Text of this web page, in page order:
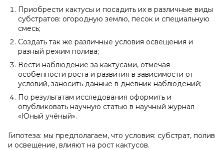
Приобрести кактусы и посадить их в различные виды
субстратов: огородную землю, песок и специальную
смесь;
Создать так же различные условия освещения и
разный режим полива;
Вести наблюдение за кактусами, отмечая
особенности роста и развития в зависимости от
условий, заносить данные в дневник наблюдений;
По результатам исследования оформить и
опубликовать научную статью в научный журнал
«Юный учёный».
Гипотеза: мы предполагаем, что условия: субстрат, полив
и освещение, влияют на рост кактусов.